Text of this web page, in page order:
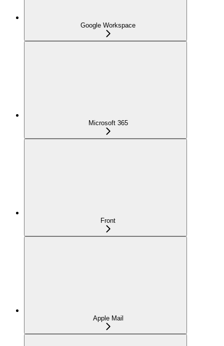
Google Workspace
Microsoft 365
Front
Apple Mail